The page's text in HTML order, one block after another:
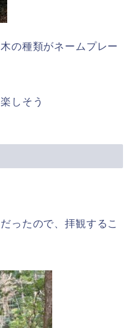
の種類がネームプレー
しそう
ったので、拝観するこ